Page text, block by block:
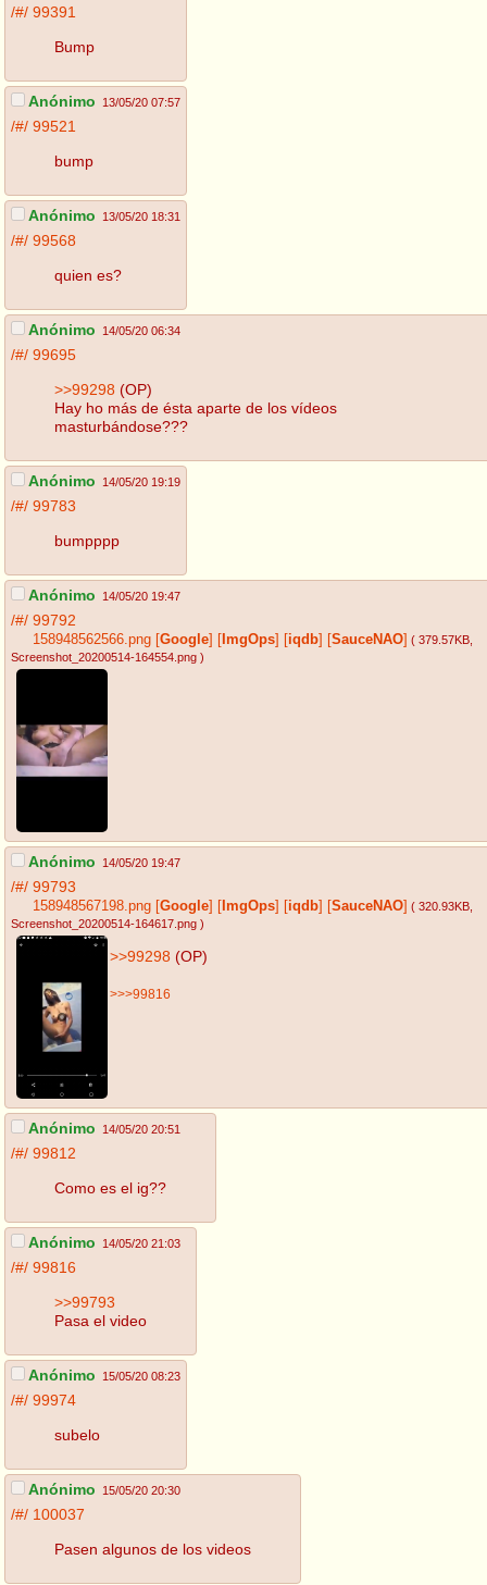
/#/ 99391
Bump
Anónimo 13/05/20 07:57
/#/ 99521
bump
Anónimo 13/05/20 18:31
/#/ 99568
quien es?
Anónimo 14/05/20 06:34
/#/ 99695
>>99298 (OP)
Hay ho más de ésta aparte de los vídeos
masturbándose???
Anónimo 14/05/20 19:19
/#/ 99783
bumpppp
Anónimo 14/05/20 19:47
/#/ 99792
158948562566.png [Google] [ ImgOps] [iqdb] [SauceNAO] ( 379.57KB
Screenshot_20200514-164554.png )
Anónimo 14/05/20 19:47
/#/ 99793
158948567198.png [Google] [ ImgOps] [iqdb] [SauceNAO] ( 320.93KB
Screenshot_20200514-164617.png )
>>99298 (OP)
>>>99816
Anónimo 14/05/20 20:51
/#/ 99812
Como es el ig??
Anónimo 14/05/20 21:03
/#/ 99816
>>99793
Pasa el video
Anónimo 15/05/20 08:23
/#/ 99974
subelo
Anónimo 15/05/20 20:30
/#/ 100037
Pasen algunos de los videos